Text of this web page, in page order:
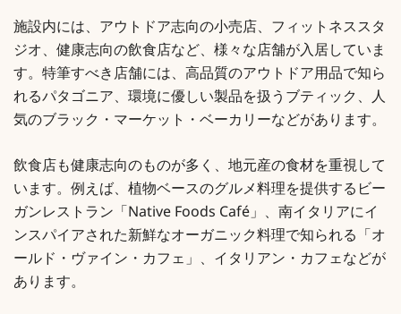
施設内には、アウトドア志向の小売店、フィットネススタ
ジオ、健康志向の飲食店など、様々な店舗が入居していま
す。特筆すべき店舗には、高品質のアウトドア用品で知ら
れるパタゴニア、環境に優しい製品を扱うブティック、人
気のブラック・マーケット・ベーカリーなどがあります。
飲食店も健康志向のものが多く、地元産の食材を重視して
います。例えば、植物ベースのグルメ料理を提供するビー
ガンレストラン「Native Foods Café」、南イタリアにイ
ンスパイアされた新鮮なオーガニック料理で知られる「オ
ールド・ヴァイン・カフェ」、イタリアン・カフェなどが
あります。